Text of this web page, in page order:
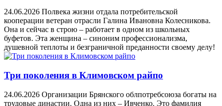
24.06.2026 Полвека жизни отдала потребительской
кооперации ветеран отрасли Галина Ивановна Колесникова.
Она и сейчас в строю – работает в одном из школьных
буфетов. Эта женщина – синоним профессионализма,
душевной теплоты и безграничной преданности своему делу!
Три поколения в Климовском райпо
24.06.2026 Организации Брянского облпотребсоюза богаты на
трудовые династии. Одна из них – Ивченко. Это фамилия